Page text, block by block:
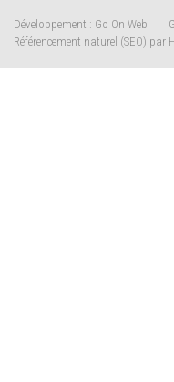
Développement : Go On Web
Référencement naturel (SEO) par